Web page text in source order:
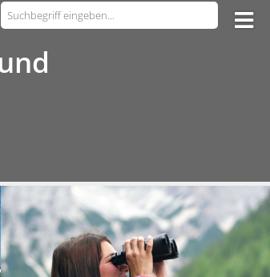
030 - 212 34 190